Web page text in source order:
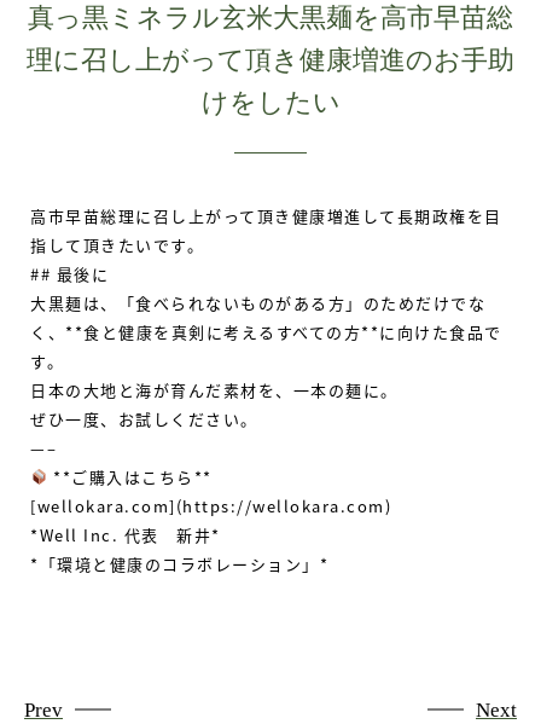
購入はこちら
真っ黒ミネラル玄米大黒麺を高市早苗総
理に召し上がって頂き健康増進のお手助
けをしたい
高市早苗総理に召し上がって頂き健康増進して長期政権を目
指して頂きたいです。
## 最後に
大黒麺は、「食べられないものがある方」のためだけでな
く、 **食と健康を真剣に考えるすべての方**に向けた食品で
す。
日本の大地と海が育んだ素材を、一本の麺に。
ぜひ一度、お試しください。
—–
** ご購入はこちら **
[wellokara.com] (https://wellokara.com)
*Well Inc. 代表 新井*
* 「環境と健康のコラボレーション」 *
Prev Next